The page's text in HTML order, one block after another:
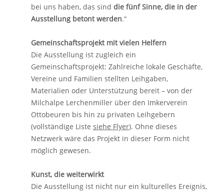
bei uns haben, das sind die fünf Sinne, die in der
Ausstellung betont werden.“
Gemeinschaftsprojekt mit vielen Helfern
Die Ausstellung ist zugleich ein
Gemeinschaftsprojekt: Zahlreiche lokale Geschäfte,
Vereine und Familien stellten Leihgaben,
Materialien oder Unterstützung bereit – von der
Milchalpe Lerchenmiller über den Imkerverein
Ottobeuren bis hin zu privaten Leihgebern
(vollständige Liste siehe Flyer). Ohne dieses
Netzwerk wäre das Projekt in dieser Form nicht
möglich gewesen.
Kunst, die weiterwirkt
Die Ausstellung ist nicht nur ein kulturelles Ereignis,